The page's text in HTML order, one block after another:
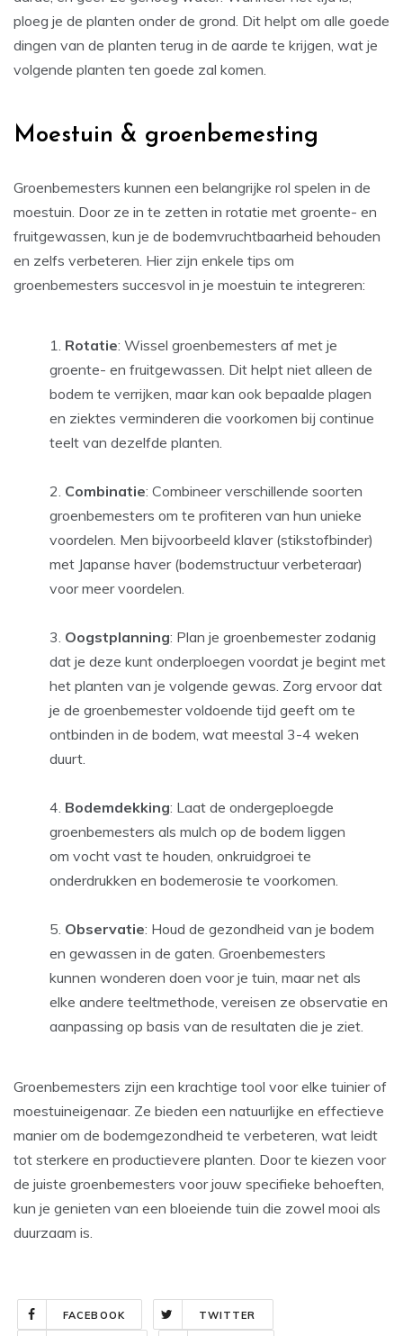
ploeg je de planten onder de grond. Dit helpt om alle goede
dingen van de planten terug in de aarde te krijgen, wat je
volgende planten ten goede zal komen.
Moestuin & groenbemesting
Groenbemesters kunnen een belangrijke rol spelen in de
moestuin. Door ze in te zetten in rotatie met groente- en
fruitgewassen, kun je de bodemvruchtbaarheid behouden
en zelfs verbeteren. Hier zijn enkele tips om
groenbemesters succesvol in je moestuin te integreren:
Rotatie: Wissel groenbemesters af met je
groente- en fruitgewassen. Dit helpt niet alleen de
bodem te verrijken, maar kan ook bepaalde plagen
en ziektes verminderen die voorkomen bij continue
teelt van dezelfde planten.
Combinatie: Combineer verschillende soorten
groenbemesters om te profiteren van hun unieke
voordelen. Men bijvoorbeeld klaver (stikstofbinder)
met Japanse haver (bodemstructuur verbeteraar)
voor meer voordelen.
Oogstplanning: Plan je groenbemester zodanig
dat je deze kunt onderploegen voordat je begint met
het planten van je volgende gewas. Zorg ervoor dat
je de groenbemester voldoende tijd geeft om te
ontbinden in de bodem, wat meestal 3-4 weken
duurt.
Bodemdekking: Laat de ondergeploegde
groenbemesters als mulch op de bodem liggen
om vocht vast te houden, onkruidgroei te
onderdrukken en bodemerosie te voorkomen.
Observatie: Houd de gezondheid van je bodem
en gewassen in de gaten. Groenbemesters
kunnen wonderen doen voor je tuin, maar net als
elke andere teeltmethode, vereisen ze observatie en
aanpassing op basis van de resultaten die je ziet.
Groenbemesters zijn een krachtige tool voor elke tuinier of
moestuineigenaar. Ze bieden een natuurlijke en effectieve
manier om de bodemgezondheid te verbeteren, wat leidt
tot sterkere en productievere planten. Door te kiezen voor
de juiste groenbemesters voor jouw specifieke behoeften,
kun je genieten van een bloeiende tuin die zowel mooi als
duurzaam is.
FACEBOOK TWITTER